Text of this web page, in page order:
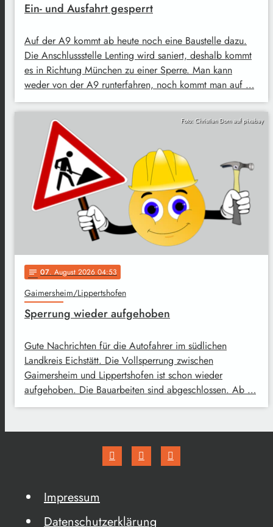
Ein- und Ausfahrt gesperrt
Auf der A9 kommt ab heute noch eine Baustelle dazu.
Die Anschlussstelle Lenting wird saniert, deshalb kommt
es in Richtung München zu einer Sperre. Man kann
weder von der A9 runterfahren, noch kommt man auf …
Foto: Christian Dorn auf pixabay
notes 07. August 2026 04:53
Gaimersheim/Lippertshofen
Sperrung wieder aufgehoben
Gute Nachrichten für die Autofahrer im südlichen
Landkreis Eichstätt. Die Vollsperrung zwischen
Gaimersheim und Lippertshofen ist schon wieder
aufgehoben. Die Bauarbeiten sind abgeschlossen. Ab …
Impressum
Datenschutzerklärung